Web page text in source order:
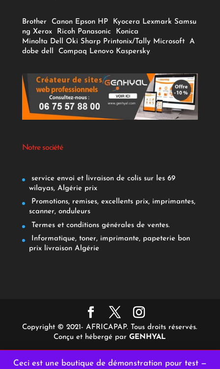
Ceci est une boutique de démonstration pour test —
Brother Canon Epson HP Kyocera Lexmark Samsu
ng Xerox Ricoh Panasonic
Konica
Minolta Dell Oki Sharp Printonix/Tally Microsoft
A
dobe dell Compaq Lenovo Kaspersky
Notre société
service envoi et livraison de colis sur les 69
wilayas, Algérie prix
Promotions, remises, excellents prix, imprimantes,
scanner, onduleurs
Termes et conditions générales de ventes.
Informatique, toner, imprimante, papeterie bon
prix livraison Algérie
Copyright © 2021- AFRICAPAP. Tous droits réservés.
Conçu et hébergé parGENHYAL